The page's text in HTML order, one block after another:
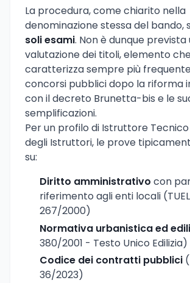
La procedura, come chiarito nella
denominazione stessa del bando,
soli esami. Non è dunque prevista
valutazione dei titoli, elemento
caratterizza sempre più
concorsi pubblici dopo la riforma
con il decreto Brunetta-bis e le
semplificazioni.
Per un profilo di Istruttore
degli Istruttori, le prove
su:
Diritto amministrativo con
riferimento agli enti locali (TUEL
267/2000)
Normativa urbanistica ed
380/2001 - Testo Unico Edilizia)
Codice dei contratti pubblici
36/2023)